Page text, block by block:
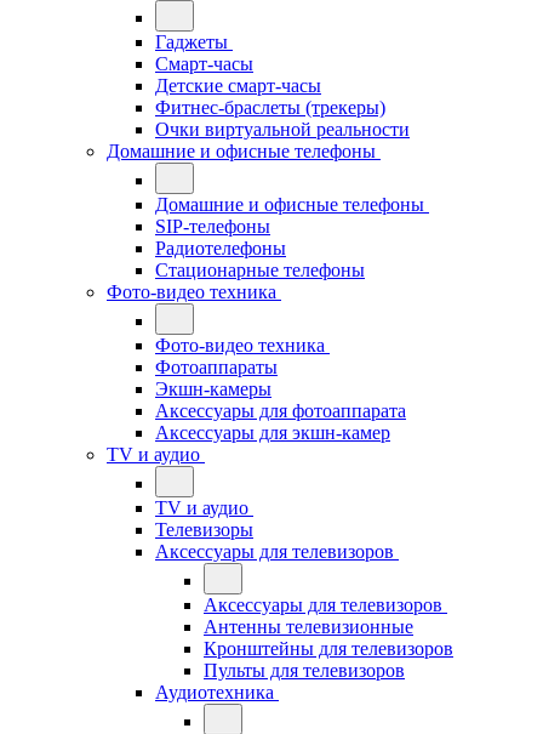
Гаджеты
Смарт-часы
Детские смарт-часы
Фитнес-браслеты (трекеры)
Очки виртуальной реальности
Домашние и офисные телефоны
Домашние и офисные телефоны
SIP-телефоны
Радиотелефоны
Стационарные телефоны
Фото-видео техника
Фото-видео техника
Фотоаппараты
Экшн-камеры
Аксессуары для фотоаппарата
Аксессуары для экшн-камер
TV и аудио
TV и аудио
Телевизоры
Аксессуары для телевизоров
Аксессуары для телевизоров
Антенны телевизионные
Кронштейны для телевизоров
Пульты для телевизоров
Аудиотехника